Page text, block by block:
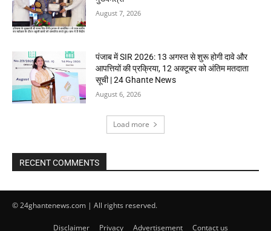
August 7, 2026
पंजाब में SIR 2026: 13 अगस्त से शुरू होगी दावे और
आपत्तियों की प्रक्रिया, 12 अक्टूबर को अंतिम मतदाता
सूची | 24 Ghante News
August 6, 2026
Load more
RECENT COMMENTS
© 24ghantenews.com | All rights reserved.
Disclaimer Privacy Advertisement Contact us